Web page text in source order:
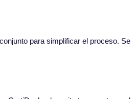
para simplificar el proceso. Se